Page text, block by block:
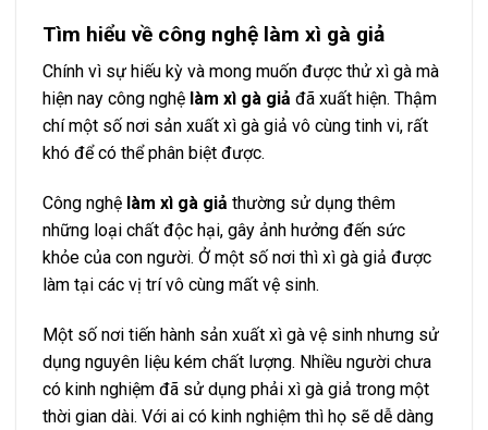
Tìm hiểu về công nghệ làm xì gà giả
Chính vì sự hiếu kỳ và mong muốn được thử xì gà mà
hiện nay công nghệ làm xì gà giả đã xuất hiện. Thậm
chí một số nơi sản xuất xì gà giả vô cùng tinh vi, rất
khó để có thể phân biệt được.
Công nghệ làm xì gà giả thường sử dụng thêm
những loại chất độc hại, gây ảnh hưởng đến sức
khỏe của con người. Ở một số nơi thì xì gà giả được
làm tại các vị trí vô cùng mất vệ sinh.
Một số nơi tiến hành sản xuất xì gà vệ sinh nhưng sử
dụng nguyên liệu kém chất lượng. Nhiều người chưa
có kinh nghiệm đã sử dụng phải xì gà giả trong một
thời gian dài. Với ai có kinh nghiệm thì họ sẽ dễ dàng